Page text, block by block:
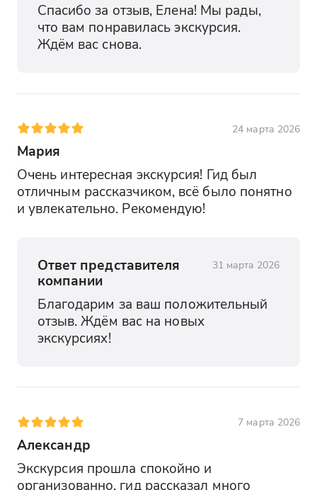
Спасибо за отзыв, Елена! Мы рады,
что вам понравилась экскурсия.
Ждём вас снова.
24 марта 2026
Мария
Очень интересная экскурсия! Гид был
отличным рассказчиком, всё было понятно
и увлекательно. Рекомендую!
Ответ представителя
компании
31 марта 2026
Благодарим за ваш положительный
отзыв. Ждём вас на новых
экскурсиях!
7 марта 2026
Александр
Экскурсия прошла спокойно и
организованно, гид рассказал много